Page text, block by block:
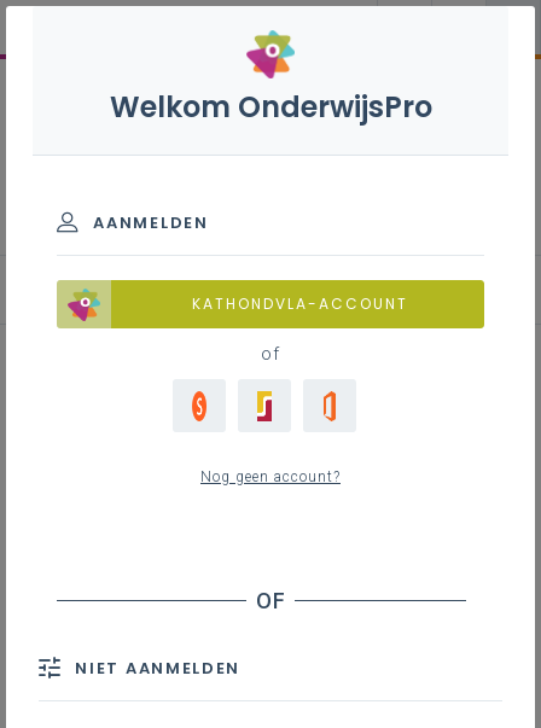
D/A-finaliteit
Onderzoeken en toepassen van
vervoersreglementering
Organisatorisch kader van het bezoldigd wegvervoer
Bronnen
Welkom OnderwijsPro
AANMELDEN
KATHONDVLA-ACCOUNT
of
Nog geen account?
NIET AANMELDEN